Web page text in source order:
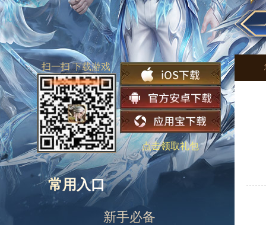
扫一扫 下载游戏
点击领取礼包
常用入口
新手必备